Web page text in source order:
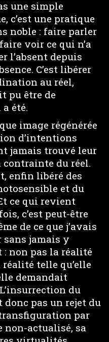
une simple
c’est une pratique
noble : faire parler
voir ce qui n’a
l’absent depuis
C’est libérer
au réel,
pu être de
été.
image régénérée
d’intentions
jamais trouvé leur
contrainte du réel.
enfin libéré des
et du
ce qui revient
c’est peut-être
de ce que j’avais
jamais y
non pas la réalité
telle qu’elle
demandait
du
donc pas un rejet du
par
non-actualisé, sa